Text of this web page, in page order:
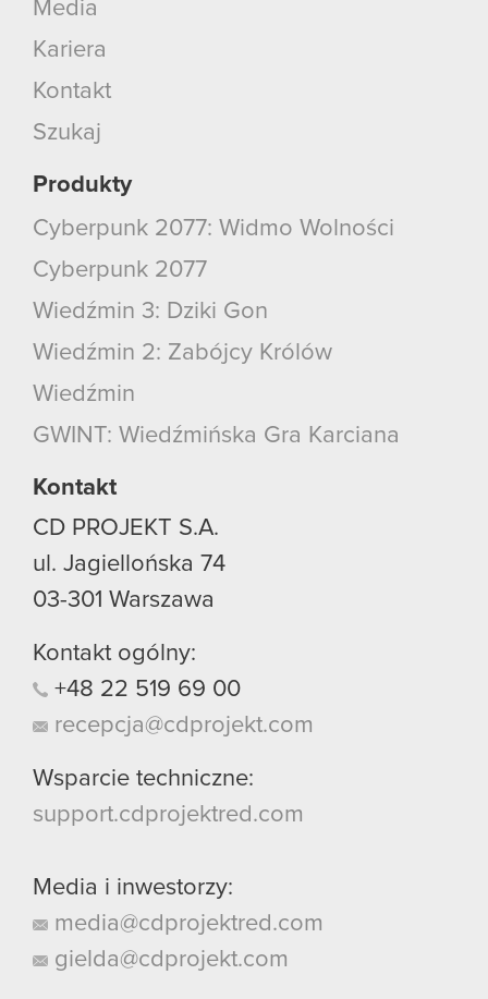
Media
Kariera
Kontakt
Szukaj
Produkty
Cyberpunk 2077: Widmo Wolności
Cyberpunk 2077
Wiedźmin 3: Dziki Gon
Wiedźmin 2: Zabójcy Królów
Wiedźmin
GWINT: Wiedźmińska Gra Karciana
Kontakt
CD PROJEKT S.A.
ul. Jagiellońska 74
03-301 Warszawa
Kontakt ogólny:
+48 22 519 69 00
recepcja@cdprojekt.com
Wsparcie techniczne:
support.cdprojektred.com
Media i inwestorzy:
media@cdprojektred.com
gielda@cdprojekt.com